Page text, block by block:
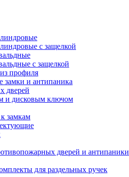
с защелкой
с защелкой
профиля
и антипаника
дверей
и дисковым ключом
замкам
дверей и антипаники
для раздельных ручек